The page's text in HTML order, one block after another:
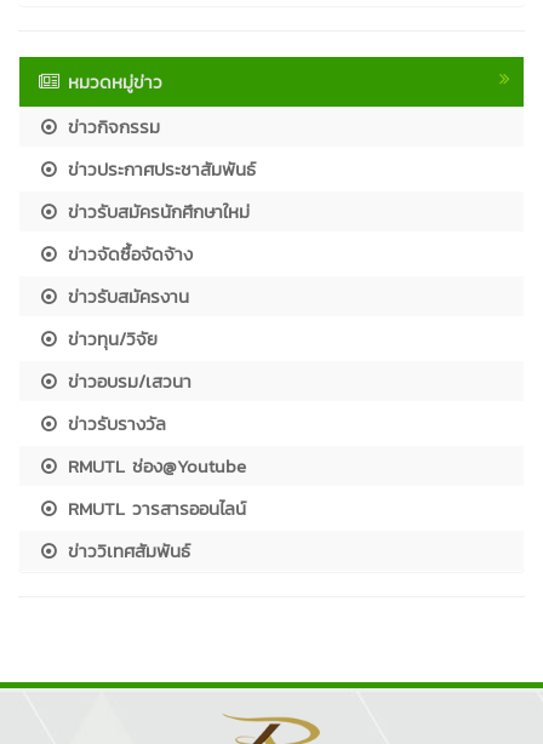
หมวดหมู่ข่าว
ข่าวกิจกรรม
ข่าวประกาศประชาสัมพันธ์
ข่าวรับสมัครนักศึกษาใหม่
ข่าวจัดซื้อจัดจ้าง
ข่าวรับสมัครงาน
ข่าวทุน/วิจัย
ข่าวอบรม/เสวนา
ข่าวรับรางวัล
RMUTL ช่อง@Youtube
RMUTL วารสารออนไลน์
ข่าววิเทศสัมพันธ์